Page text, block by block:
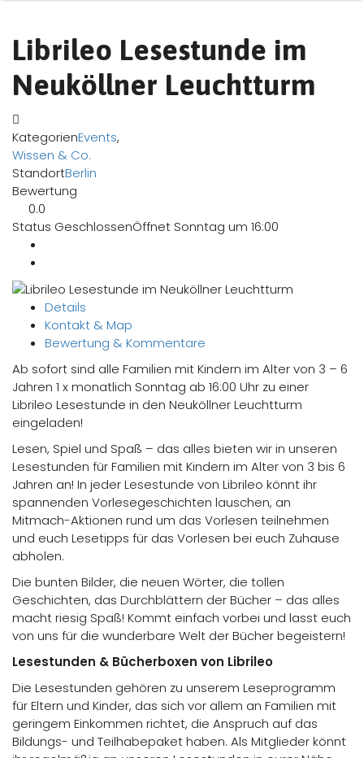
Librileo Lesestunde im
Neuköllner Leuchtturm
KategorienEvents,
Wissen & Co.
StandortBerlin
Bewertung
0.0
Status GeschlossenÖffnet Sonntag um 16:00
Details
Kontakt & Map
Bewertung & Kommentare
Ab sofort sind alle Familien mit Kindern im Alter von 3 – 6
Jahren 1 x monatlich Sonntag ab 16:00 Uhr zu einer
Librileo Lesestunde in den Neuköllner Leuchtturm
eingeladen!
Lesen, Spiel und Spaß – das alles bieten wir in unseren
Lesestunden für Familien mit Kindern im Alter von 3 bis 6
Jahren an! In jeder Lesestunde von Librileo könnt ihr
spannenden Vorlesegeschichten lauschen, an
Mitmach-Aktionen rund um das Vorlesen teilnehmen
und euch Lesetipps für das Vorlesen bei euch Zuhause
abholen.
Die bunten Bilder, die neuen Wörter, die tollen
Geschichten, das Durchblättern der Bücher – das alles
macht riesig Spaß! Kommt einfach vorbei und lasst euch
von uns für die wunderbare Welt der Bücher begeistern!
Lesestunden & Bücherboxen von Librileo
Die Lesestunden gehören zu unserem Leseprogramm
für Eltern und Kinder, das sich vor allem an Familien mit
geringem Einkommen richtet, die Anspruch auf das
Bildungs- und Teilhabepaket haben. Als Mitglieder könnt